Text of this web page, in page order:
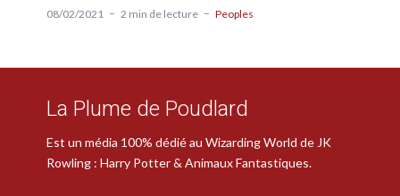
08/02/2021 2 min de lecture Peoples
La Plume de Poudlard
Est un média 100% dédié au Wizarding World de JK
Rowling : Harry Potter & Animaux Fantastiques.